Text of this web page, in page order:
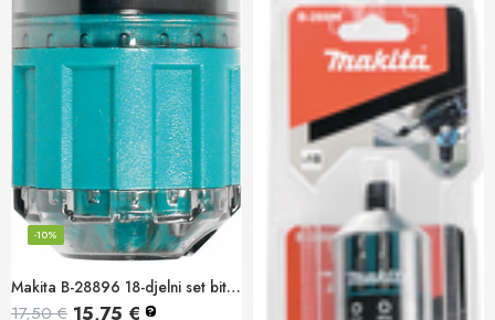
Makita B-28896 18-djelni set bitova cilindričnog oblika
-10%
17,50€ 15,75 € ?